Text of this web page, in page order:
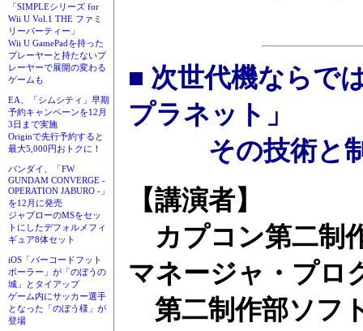
「SIMPLEシリーズ for
Wii U Vol.1 THE ファミ
リーパーティー」
Wii U GamePadを持った
プレーヤーと持たないプ
レーヤーで展開の変わる
ゲームも
EA、「シムシティ」早期
予約キャンペーンを12月
3日まで実施
Originで先行予約すると
最大5,000円おトクに！
バンダイ、「FW
GUNDAM CONVERGE -
OPERATION JABURO -」
を12月に発売
ジャブローのMSをセッ
トにしたデフォルメフィ
ギュア8体セット
iOS「バーコードフット
ボーラー」が「のぼうの
城」とタイアップ
ゲーム内にサッカー選手
となった「のぼう様」が
登場
■ 次世代機ならで
プラネット」
その技術と制
【講演者】
カプコン第二制
マネージャ・プロ
第二制作部ソフ